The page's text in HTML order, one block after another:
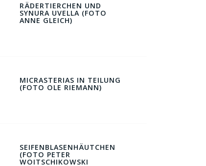
RÄDERTIERCHEN UND
SYNURA UVELLA (FOTO
ANNE GLEICH)
MICRASTERIAS IN TEILUNG
(FOTO OLE RIEMANN)
SEIFENBLASENHÄUTCHEN
(FOTO PETER
WOITSCHIKOWSKI